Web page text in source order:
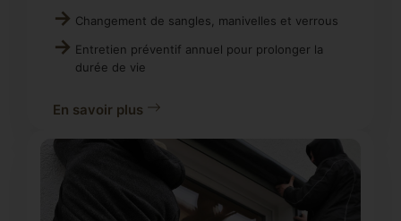
Changement de sangles, manivelles et verrous
Entretien préventif annuel pour prolonger la
durée de vie
En savoir plus